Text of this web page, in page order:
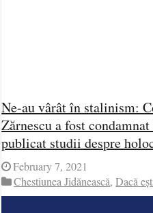
Ne-au vârât în stalinism:
Zărnescu a fost
publicat studii despre
February 7, 2021
Chestiunea Jidănească,Dacă